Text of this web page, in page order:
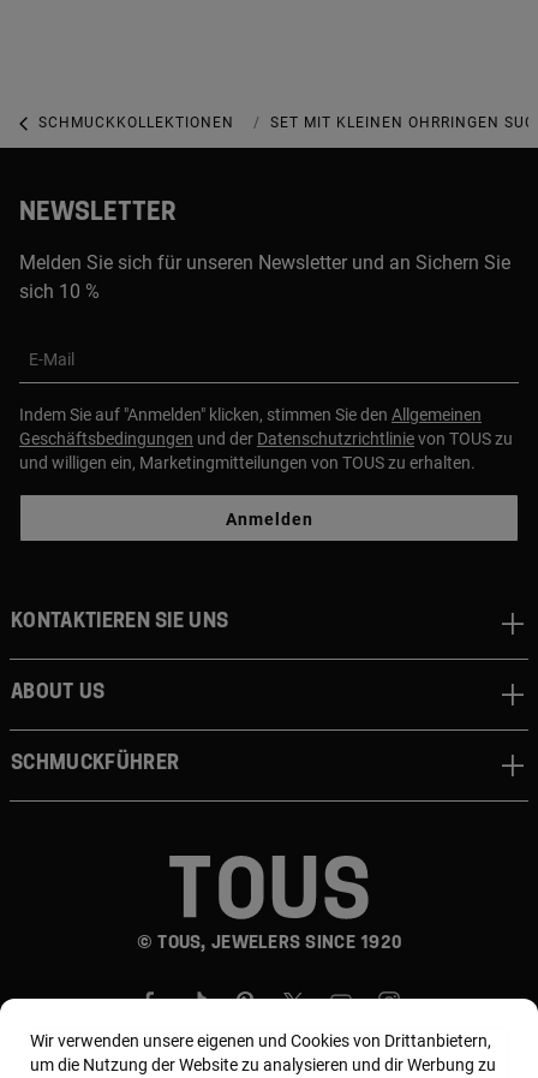
SCHMUCKKOLLEKTIONEN SUGAR PARTY KOLLEKTION
SET MIT KLEINEN OHRRINGEN
NEWSLETTER
Melden Sie sich für unseren Newsletter und an Sichern Sie
sich 10 %
E-Mail
Indem Sie auf "Anmelden" klicken, stimmen Sie den Allgemeinen
Geschäftsbedingungen und der Datenschutzrichtlinievon TOUS zu
und willigen ein, Marketingmitteilungen von TOUS zu erhalten.
Anmelden
© TOUS, JEWELERS SINCE 1920
Kontaktieren sie uns
About us
Schmuckführer
Wir verwenden unsere eigenen und Cookies von Drittanbietern,
um die Nutzung der Website zu analysieren und dir Werbung zu